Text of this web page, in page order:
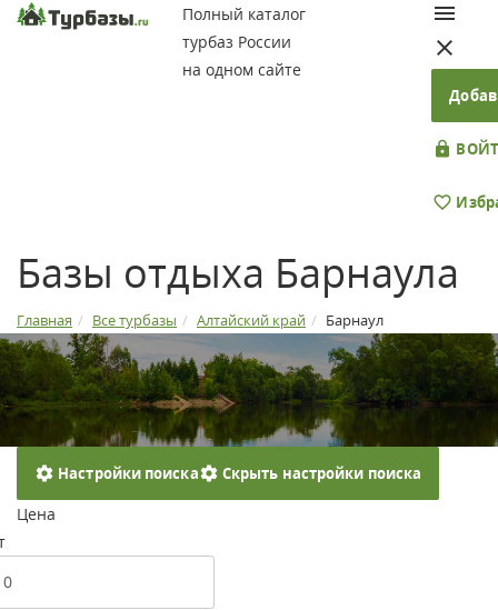
Полный каталог
турбаз России
на одном сайте
Базы отдыха Барнаула
Главная Все турбазы Алтайский край Барнаул
Настройки поиска Скрыть настройки поиска
Цена